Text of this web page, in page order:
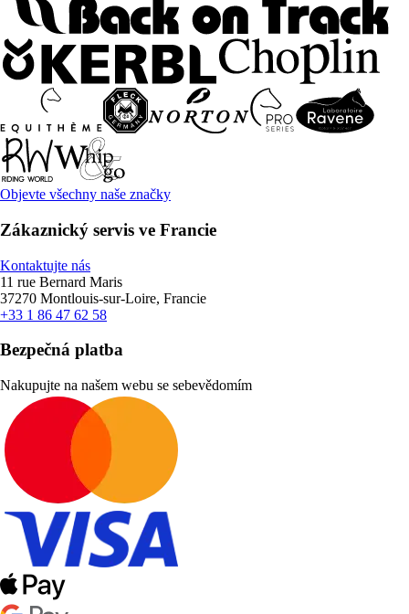
Objevte všechny naše značky
Zákaznický servis ve Francie
Kontaktujte nás
11 rue Bernard Maris
37270 Montlouis-sur-Loire, Francie
+33 1 86 47 62 58
Bezpečná platba
Nakupujte na našem webu se sebevědomím